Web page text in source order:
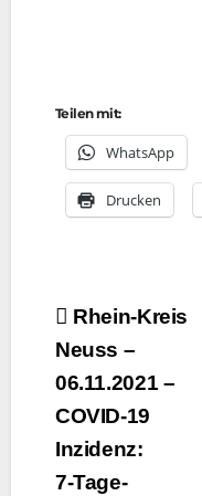
Teilen mit:
Whats­App
Dru­cken
Rhein-Kreis
Neuss –
06.11.2021 –
COVID-19
Inzidenz:
7‑Tage-